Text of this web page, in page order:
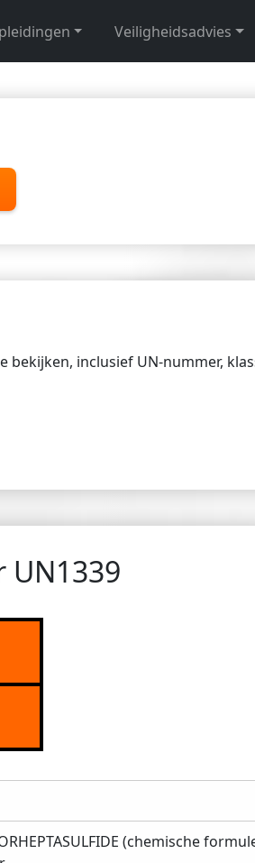
Veiligheidsadvies
inclusief UN-nummer,
UN1339
(chemische